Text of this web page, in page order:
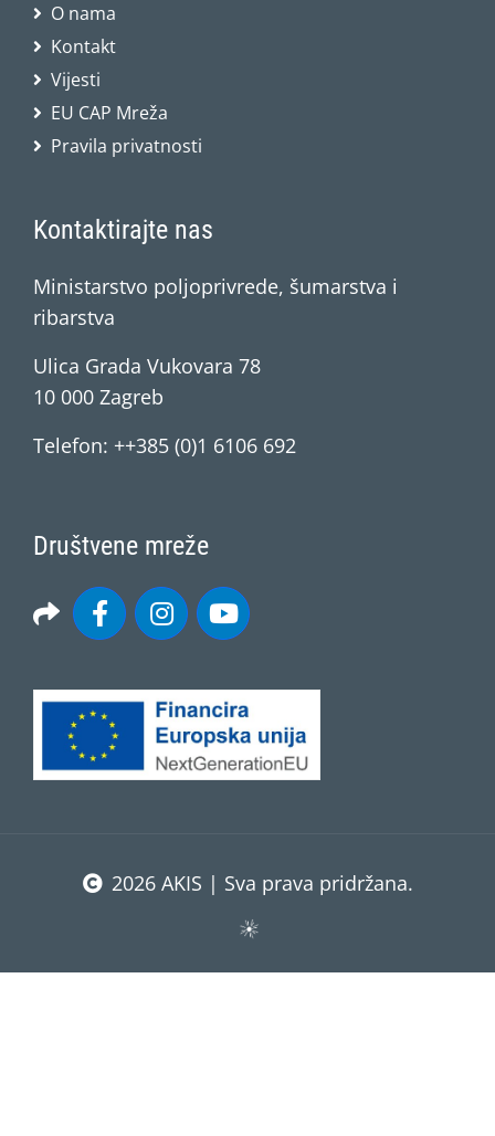
O nama
Kontakt
Vijesti
EU CAP Mreža
Pravila privatnosti
Kontaktirajte nas
Ministarstvo poljoprivrede, šumarstva i
ribarstva
Ulica Grada Vukovara 78
10 000 Zagreb
Telefon: ++385 (0)1 6106 692
Društvene mreže
2026 AKIS | Sva prava pridržana.